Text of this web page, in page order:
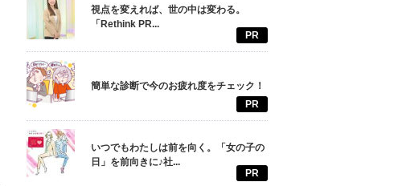
視点を変えれば、世の中は変わる。
「Rethink PR...
PR
簡単な診断で今のお疲れ度をチェック！
PR
いつでもわたしは前を向く。「女の子の
日」を前向きに♪社...
PR